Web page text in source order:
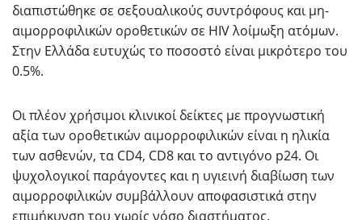
διαπιστώθηκε σε σεξουαλικούς συντρόφους και μη-
αιμορροφιλικών οροθετικών σε HIV λοίμωξη ατόμων.
Στην Ελλάδα ευτυχώς το ποσοστό είναι μικρότερο του
0.5%.
Οι πλέον χρήσιμοι κλινικοί δείκτες με προγνωστική
αξία των οροθετικών αιμορροφιλικών είναι η ηλικία
των ασθενών, τα CD4, CD8 και το αντιγόνο p24. Οι
ψυχολογικοί παράγοντες και η υγιεινή διαβίωση των
αιμορροφιλικών συμβάλλουν αποφασιστικά στην
επιμήκυνση του χωρίς νόσο διαστήματος.